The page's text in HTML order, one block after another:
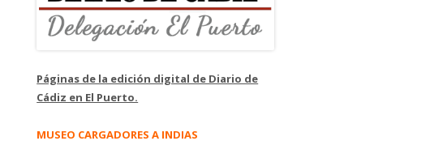
Páginas de la edición digital de Diario de
Cádiz en El Puerto.
MUSEO CARGADORES A INDIAS